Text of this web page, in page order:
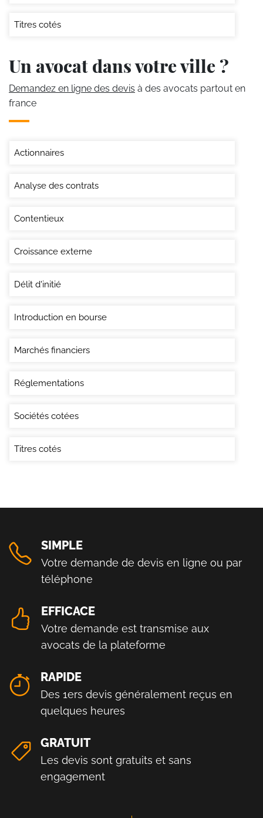
Titres cotés
Un avocat dans votre ville ?
Demandez en ligne des devis à des avocats partout en
france
Actionnaires
Analyse des contrats
Contentieux
Croissance externe
Délit d'initié
Introduction en bourse
Marchés financiers
Réglementations
Sociétés cotées
Titres cotés
SIMPLE
Votre demande de devis en ligne ou par
téléphone
EFFICACE
Votre demande est transmise aux
avocats de la plateforme
RAPIDE
Des 1ers devis généralement reçus en
quelques heures
GRATUIT
Les devis sont gratuits et sans
engagement